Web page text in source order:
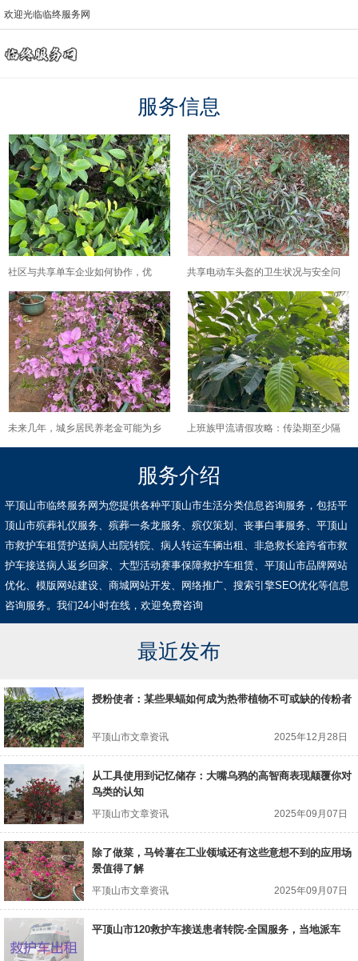
欢迎光临临终服务网
服务信息
社区与共享单车企业如何协作，优
化“最后一公里”车辆分布？
共享电动车头盔的卫生状况与安全问
题，公众应如何对待？
未来几年，城乡居民养老金可能为乡
村生活带来哪些变化？
上班族甲流请假攻略：传染期至少隔
离5天，复工前做1件事（测抗原+问医
生）
服务介绍
平顶山市临终服务网为您提供各种平顶山市生活分类信息咨询服务，包括平
顶山市殡葬礼仪服务、殡葬一条龙服务、殡仪策划、丧事白事服务、平顶山
市救护车租赁护送病人出院转院、病人转运车辆出租、非急救长途跨省市救
护车接送病人返乡回家、大型活动赛事保障救护车租赁、平顶山市品牌网站
优化、模版网站建设、商城网站开发、网络推广、搜索引擎SEO优化等信息
咨询服务。我们24小时在线，欢迎免费咨询
最近发布
授粉使者：某些果蝠如何成为热带植物不可或缺的传粉者
平顶山市文章资讯 2025年12月28日
从工具使用到记忆储存：大嘴乌鸦的高智商表现颠覆你对
鸟类的认知
平顶山市文章资讯 2025年09月07日
除了做菜，马铃薯在工业领域还有这些意想不到的应用场
景值得了解
平顶山市文章资讯 2025年09月07日
平顶山市120救护车接送患者转院-全国服务，当地派车